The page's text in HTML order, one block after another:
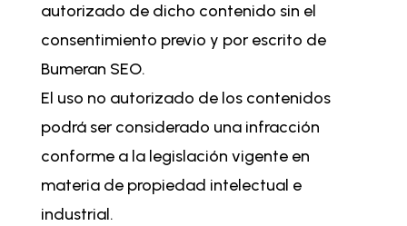
autorizado de dicho contenido sin el
consentimiento previo y por escrito de
Bumeran SEO.
El uso no autorizado de los contenidos
podrá ser considerado una infracción
conforme a la legislación vigente en
materia de propiedad intelectual e
industrial.